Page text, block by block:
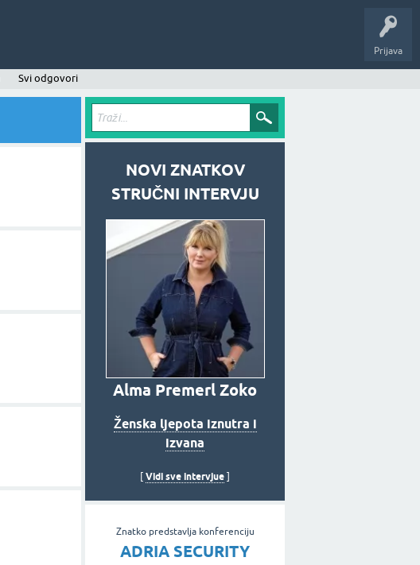
Prijava
Svi odgovori
NOVI ZNATKOV
STRUČNI INTERVJU
Alma Premerl Zoko
Ženska ljepota iznutra i
izvana
Vidi sve intervjue
Znatko predstavlja konferenciju
ADRIA SECURITY